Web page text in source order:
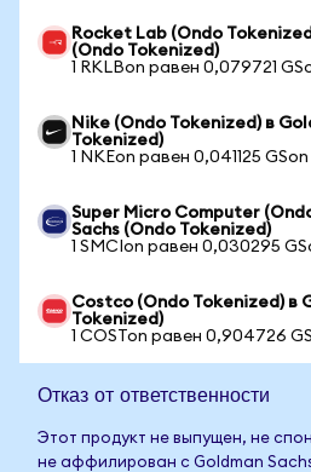
Rocket Lab (Ondo
(Ondo Tokenized)
1 RKLBon равен 0,079721
Nike (Ondo Tokenized) в
Tokenized)
1 NKEon равен 0,041125 GSon
Super Micro Computer
Sachs (Ondo Tokenized)
1 SMCIon равен 0,030295
Costco (Ondo Tokenized) в
Tokenized)
1 COSTon равен 0,904726
Отказ от ответственности
Этот продукт не выпущен, не
не аффилирован с Goldman